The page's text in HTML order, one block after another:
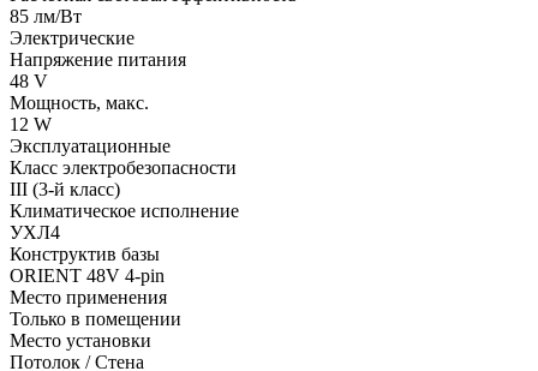
85 лм/Вт
Электрические
Напряжение питания
48 V
Мощность, макс.
12 W
Эксплуатационные
Класс электробезопасности
III (3-й класс)
Климатическое исполнение
УХЛ4
Конструктив базы
ORIENT 48V 4-pin
Место применения
Только в помещении
Место установки
Потолок / Cтена